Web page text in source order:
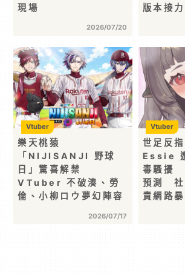
現場
2026/07/20
版本接
樂天桃猿
「NIJISANJI 野球
日」驚喜解禁
VTuber 不破湊、勞
倫、小柳ロウ夢幻陣容
2026/07/17
Vtuber
世足反
Essie
毒騷擾
預測 社
責網路
Vtuber